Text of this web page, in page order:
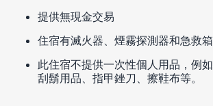
提供無現金交易
住宿有滅火器、煙霧探測器和急救
此住宿不提供一次性個人用品，例如
刮鬍用品、指甲銼刀、擦鞋布等。